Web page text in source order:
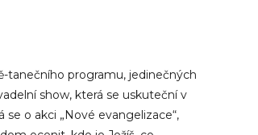
tanečního programu, jedinečných
show, která se uskuteční v
o akci „Nové evangelizace“,